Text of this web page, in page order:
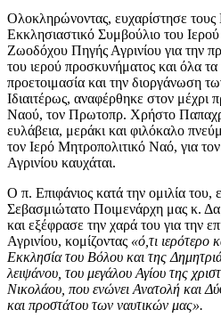
Ολοκληρώνοντας, ευχαρίστησε τους
Εκκλησιαστικό Συμβούλιο του
Ζωοδόχου Πηγής Αγρινίου για την
του ιερού προσκυνήματος και όλα τα
προετοιμασία και την διοργάνωση
Ιδιαιτέρως, αναφέρθηκε στον μέχρι
Ναού, τον Πρωτοπρ. Χρήστο
ευλάβεια, μεράκι και φιλόκαλο
τον Ιερό Μητροπολιτικό Ναό, για
Αγρινίου καυχάται.
Ο π. Επιφάνιος κατά την ομιλία του,
Σεβασμιώτατο Ποιμενάρχη μας κ.
και εξέφρασε την χαρά του για την
Αγρινίου, κομίζοντας «ό,τι ιερότερο
Εκκλησία του Βόλου και της
λειψάνου, του μεγάλου Αγίου της
Νικολάου, που ενώνει Ανατολή και
και προστάτου των ναυτικών μας».